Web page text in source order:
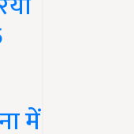
में